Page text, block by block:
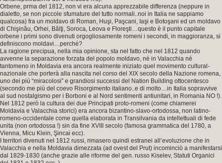
Orbene, prma del 1812, non vi era alcuna apprezzabile differenza (neppure in
dialetto, se non piccole sfumature del tutto normali..noi in Italia ne sappiamo
qualcosa) fra un moldavo di Roman, Huşi, Paşcani, Iaşi e Botoşani ed un moldavo
di Chişinău, Orhei, Bălţi, Soroca, Leova e Floreşti…questo è il punto capitale
orbene i primi sono divenuti orgogliosamente romeni i secondi, in maggioranza, si
definiscono moldavi…perché?
La ragione precipua, nella mia opinione, sta nel fatto che nel 1812 quando
avvenne la separazione forzata del popolo moldavo, né in Valacchia né
tantomeno in Moldavia era ancora realmente iniziato quel movimento cultural-
nazionale che porterà alla nascita nel corso del XIX secolo della Nazione romena,
uno dei più “miracolosi” e grandiosi successi del Nation Building ottocentesco
(secondo me più del coevo Risorgimento italiano..e di molto…in Italia sopravvive
al sud nostalgismo per i Borboni e al Nord sentimenti antiunitari, in Romania NO !).
Nel 1812 però la cultura dei due Principati proto-romeni (come chiamerei
Moldavia e Valacchia storici) era ancora bizantino-slavo-ortodossa, non latino-
romeno-occidentale come quella elaborata in Transilvania da intellettuali di fede
unita (non ortodossa !) sin da fine XVIII secolo (famosa grammatica del 1780, a
Vienna, Micu Klein, Şincai ecc).
I territori divenuti nel 1812 russi, rimasero quindi estranei all’evoluzione che in
Valacchia e nella Moldavia dimezzata (ad ovest del Prut) incominciò a manifestarsi
dal 1829-1830 (anche grazie alle riforme del gen. russo Kiselev, Statuti Organici